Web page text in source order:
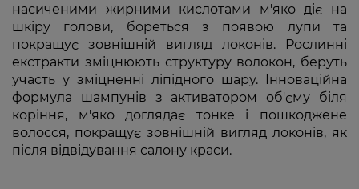
насиченими жирними кислотами м'яко діє на
шкіру голови, бореться з появою лупи та
покращує зовнішній вигляд локонів. Рослинні
екстракти зміцнюють структуру волокон, беруть
участь у зміцненні ліпідного шару. Інноваційна
формула шампунів з активатором об'єму біля
коріння, м'яко доглядає тонке і пошкоджене
волосся, покращує зовнішній вигляд локонів, як
після відвідування салону краси.